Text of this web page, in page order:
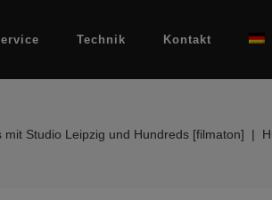
Technik Kontakt
mit Studio Leipzig und Hundreds [filmaton] |